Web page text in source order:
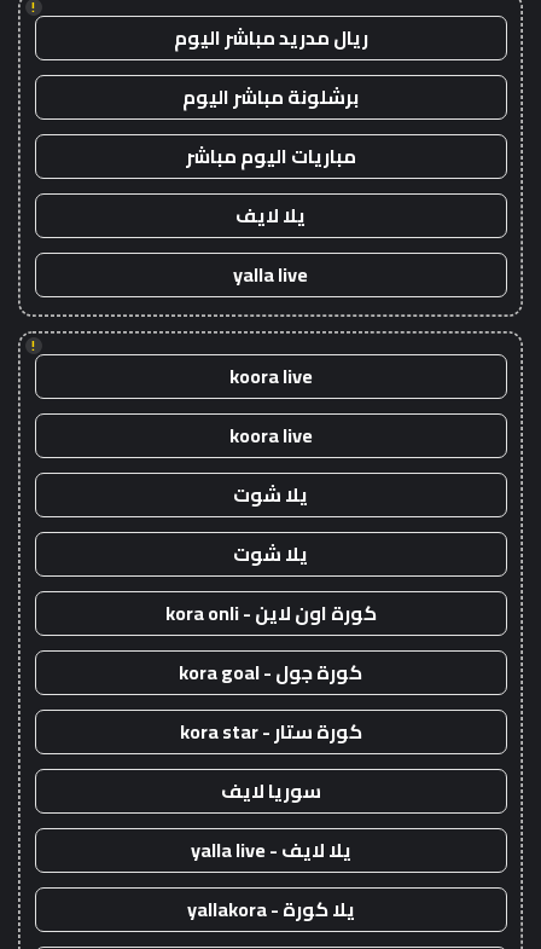
!
ريال مدريد مباشر اليوم
برشلونة مباشر اليوم
مباريات اليوم مباشر
يلا لايف
yalla live
!
koora live
koora live
يلا شوت
يلا شوت
كورة اون لاين - kora onli
كورة جول - kora goal
كورة ستار - kora star
سوريا لايف
يلا لايف - yalla live
يلا كورة - yallakora